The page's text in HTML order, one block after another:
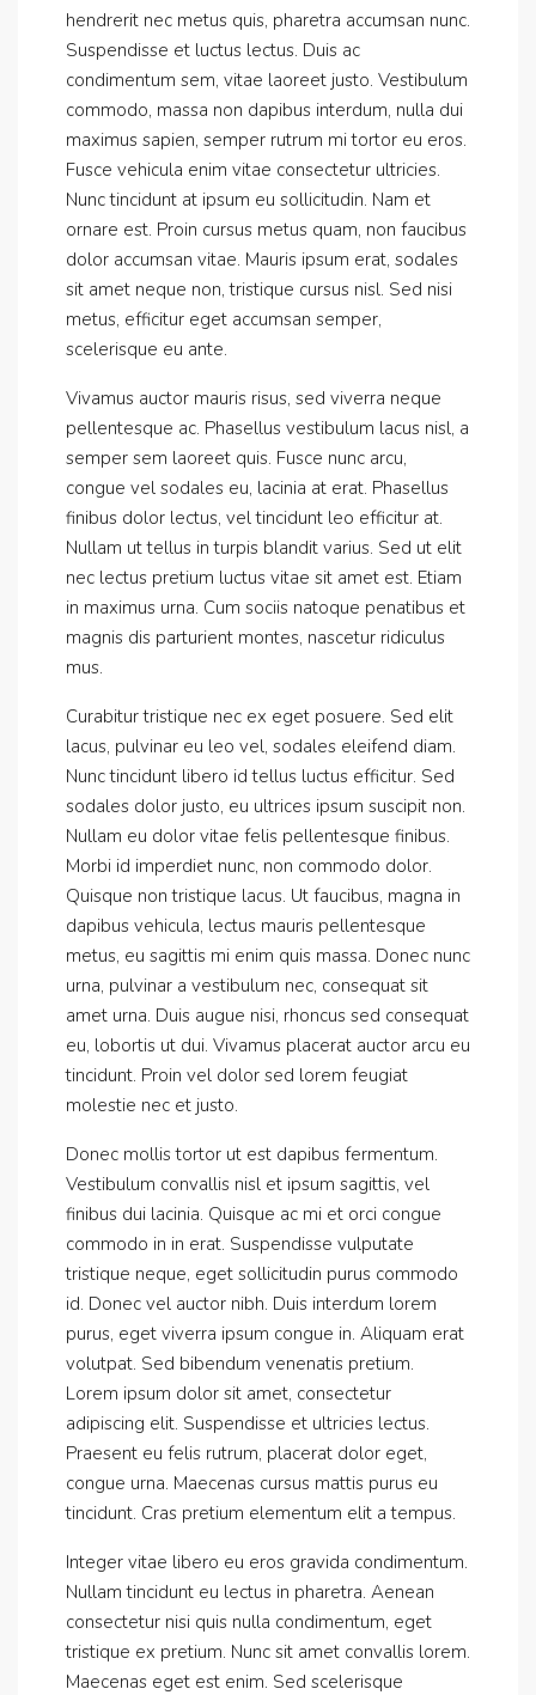
hendrerit nec metus quis, pharetra accumsan nunc.
Suspendisse et luctus lectus. Duis ac
condimentum sem, vitae laoreet justo. Vestibulum
commodo, massa non dapibus interdum, nulla dui
maximus sapien, semper rutrum mi tortor eu eros.
Fusce vehicula enim vitae consectetur ultricies.
Nunc tincidunt at ipsum eu sollicitudin. Nam et
ornare est. Proin cursus metus quam, non faucibus
dolor accumsan vitae. Mauris ipsum erat, sodales
sit amet neque non, tristique cursus nisl. Sed nisi
metus, efficitur eget accumsan semper,
scelerisque eu ante.
Vivamus auctor mauris risus, sed viverra neque
pellentesque ac. Phasellus vestibulum lacus nisl, a
semper sem laoreet quis. Fusce nunc arcu,
congue vel sodales eu, lacinia at erat. Phasellus
finibus dolor lectus, vel tincidunt leo efficitur at.
Nullam ut tellus in turpis blandit varius. Sed ut elit
nec lectus pretium luctus vitae sit amet est. Etiam
in maximus urna. Cum sociis natoque penatibus et
magnis dis parturient montes, nascetur ridiculus
mus.
Curabitur tristique nec ex eget posuere. Sed elit
lacus, pulvinar eu leo vel, sodales eleifend diam.
Nunc tincidunt libero id tellus luctus efficitur. Sed
sodales dolor justo, eu ultrices ipsum suscipit non.
Nullam eu dolor vitae felis pellentesque finibus.
Morbi id imperdiet nunc, non commodo dolor.
Quisque non tristique lacus. Ut faucibus, magna in
dapibus vehicula, lectus mauris pellentesque
metus, eu sagittis mi enim quis massa. Donec nunc
urna, pulvinar a vestibulum nec, consequat sit
amet urna. Duis augue nisi, rhoncus sed consequat
eu, lobortis ut dui. Vivamus placerat auctor arcu eu
tincidunt. Proin vel dolor sed lorem feugiat
molestie nec et justo.
Donec mollis tortor ut est dapibus fermentum.
Vestibulum convallis nisl et ipsum sagittis, vel
finibus dui lacinia. Quisque ac mi et orci congue
commodo in in erat. Suspendisse vulputate
tristique neque, eget sollicitudin purus commodo
id. Donec vel auctor nibh. Duis interdum lorem
purus, eget viverra ipsum congue in. Aliquam erat
volutpat. Sed bibendum venenatis pretium.
Lorem ipsum dolor sit amet, consectetur
adipiscing elit. Suspendisse et ultricies lectus.
Praesent eu felis rutrum, placerat dolor eget,
congue urna. Maecenas cursus mattis purus eu
tincidunt. Cras pretium elementum elit a tempus.
Integer vitae libero eu eros gravida condimentum.
Nullam tincidunt eu lectus in pharetra. Aenean
consectetur nisi quis nulla condimentum, eget
tristique ex pretium. Nunc sit amet convallis lorem.
Maecenas eget est enim. Sed scelerisque